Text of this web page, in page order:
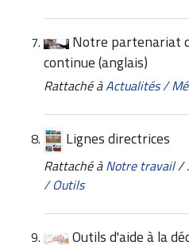
Notre partenariat
continue (anglais)
Rattaché àActualités /
Lignes directrices
Rattaché à Notre travail/
/ Outils
Outils d'aide à la